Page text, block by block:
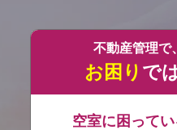
不動産管理で
お困り で
空室に困ってい